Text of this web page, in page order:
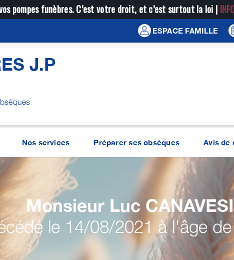
pompes funèbres. C’est votre droit, et c’est surtout la loi |
ESPACE FAMILLE
J.P
Nos services Préparer ses obsèques Avis de
Monsieur Luc
le 14/08/2021 à l'âge